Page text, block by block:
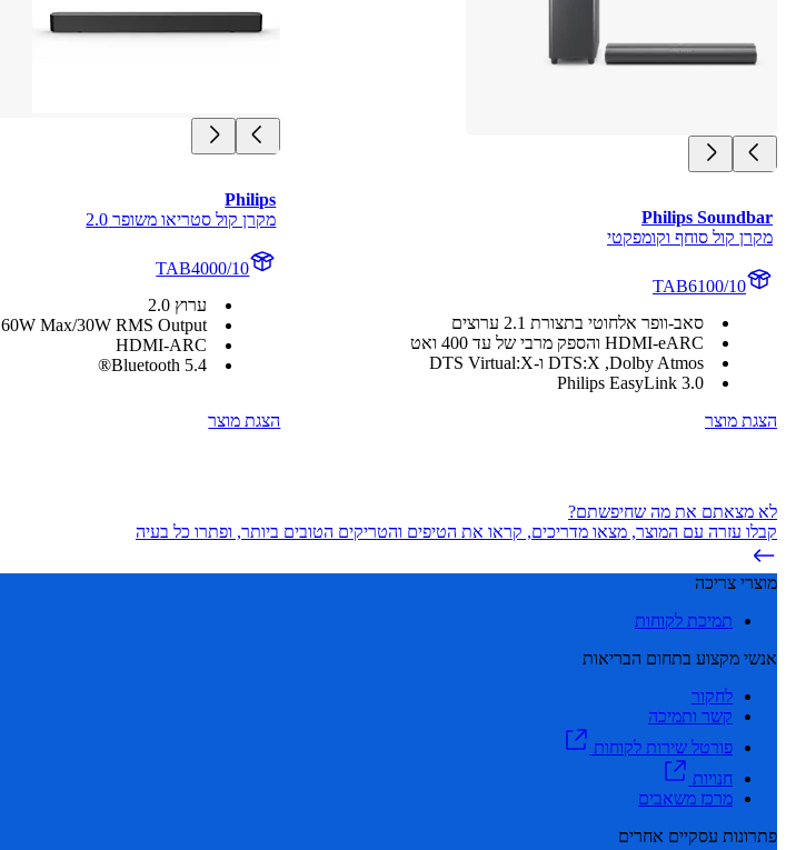
Philips Soundbar
מקרן קול סוחף וקומפקטי
TAB6100/10
סאב-וופר אלחוטי בתצורת 2.1 ערוצים
HDMI-eARC והספק מרבי של עד 400 ואט
Dolby Atmos, ‏DTS:X ו-DTS Virtual:X
Philips EasyLink 3.0
הצגת מוצר
Philips
מקרן קול סטריאו משופר 2.0
TAB4000/10
ערוץ 2.0
60W Max/30W RMS Output
HDMI-ARC
5.4 Bluetooth®
הצגת מוצר
לא מצאתם את מה שחיפשתם?
קבלו עזרה עם המוצר, מצאו מדריכים, קראו את הטיפים והטריקים הטובים ביותר, ופתרו כל בעיה
מוצרי צריכה
תמיכת לקוחות
אנשי מקצוע בתחום הבריאות
לחקור
קשר ותמיכה
פורטל שירות לקוחות
חנויות
מרכז משאבים
פתרונות עסקיים אחרים